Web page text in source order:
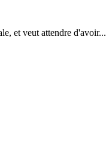
et veut attendre d'avoir...